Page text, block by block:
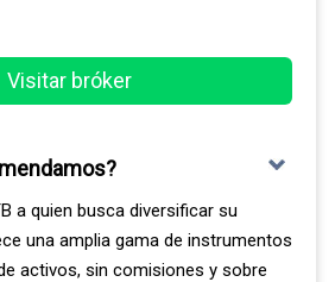
Visitar bróker
a quien busca diversificar su
una amplia gama de instrumentos
activos, sin comisiones y sobre